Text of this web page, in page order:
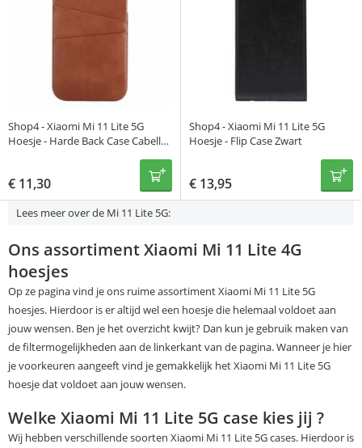
Shop4 - Xiaomi Mi 11 Lite 5G
Hoesje - Harde Back Case Cabello
€ 11,30
Shop4 - Xiaomi Mi 11 Lite 5G
Hoesje - Flip Case Zwart
€ 13,95
Lees meer over de Mi 11 Lite 5G:
Ons assortiment Xiaomi Mi 11 Lite 4G
hoesjes
Op ze pagina vind je ons ruime assortiment Xiaomi Mi 11 Lite 5G
hoesjes. Hierdoor is er altijd wel een hoesje die helemaal voldoet aan
jouw wensen. Ben je het overzicht kwijt? Dan kun je gebruik maken van
de filtermogelijkheden aan de linkerkant van de pagina. Wanneer je hier
je voorkeuren aangeeft vind je gemakkelijk het Xiaomi Mi 11 Lite 5G
hoesje dat voldoet aan jouw wensen.
Welke Xiaomi Mi 11 Lite 5G case kies jij ?
Wij hebben verschillende soorten Xiaomi Mi 11 Lite 5G cases. Hierdoor is